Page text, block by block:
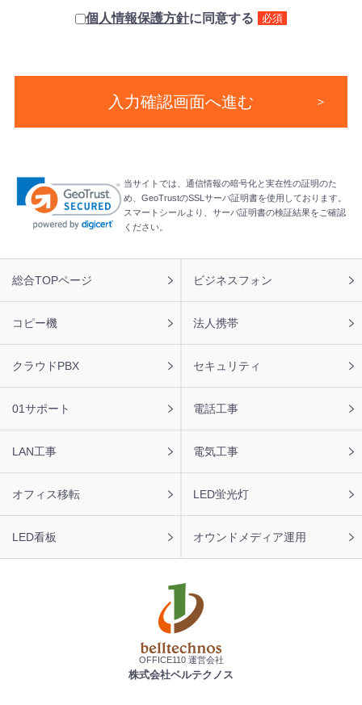
個人情報保護方針に同意する 必須
当サイトでは、通信情報の暗号化と実在性の証明のた
め、GeoTrustのSSLサーバ証明書を使用しております。
スマートシールより、サーバ証明書の検証結果をご確認
ください。
ッ
タ
総合TOPページ ビジネスフォン
コピー機 法人携帯
クラウドPBX セキュリティ
01サポート 電話工事
LAN工事 電気工事
オフィス移転 LED蛍光灯
LED看板 オウンドメディア運用
OFFICE110 運営会社
株式会社ベルテクノス